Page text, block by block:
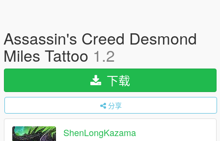
Assassin's Creed Desmond
Miles Tattoo 1.2
下载
分享
ShenLongKazama